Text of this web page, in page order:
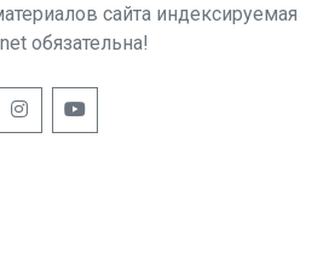
сайта индексируемая
обязательна!